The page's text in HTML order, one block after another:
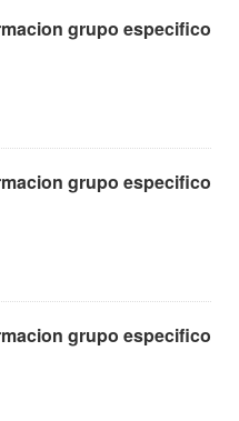
grupo especifico
grupo especifico
grupo especifico